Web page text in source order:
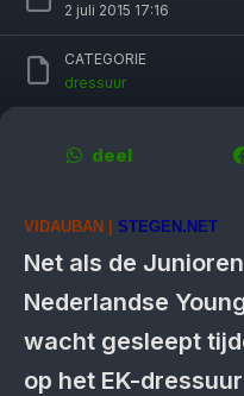
2 juli 2015 17:16
CATEGORIE
dressuur
deel
VIDAUBAN | STEGEN.NET
Net als de
Nederlandse
wacht gesleept
op het EK-